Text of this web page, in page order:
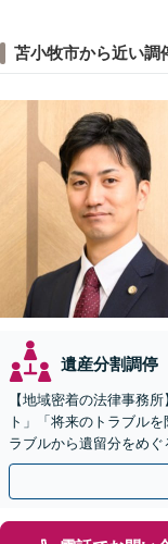
苫小牧市から近い調
遺産分割調停
【地域密着の法律事務
ト」「将来のトラブル
ラブルから遺留分をめぐ
います「アクセス良好